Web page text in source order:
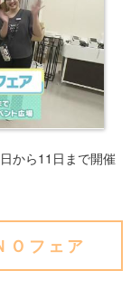
から11日まで開催
Ｏフェア